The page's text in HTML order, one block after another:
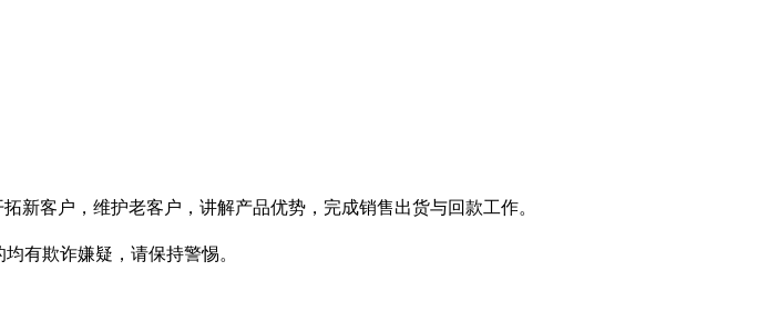
新客户，维护老客户，讲解产品优势，完成销售出货与回款工作。
有欺诈嫌疑，请保持警惕。